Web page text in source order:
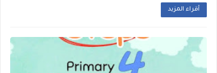
أقراء المزيد